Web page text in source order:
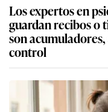
Los expertos en
guardan recibos o
son
control